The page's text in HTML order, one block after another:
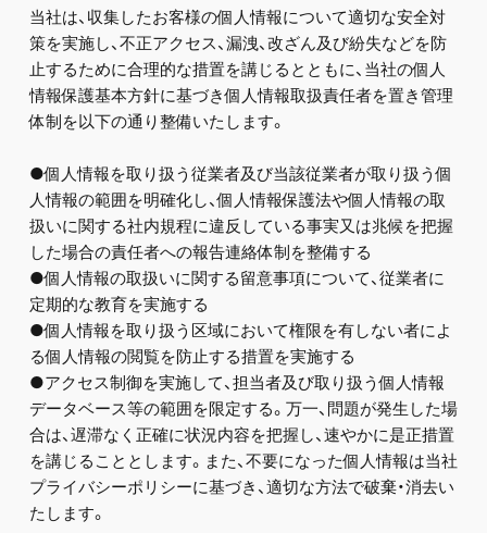
当社は、収集したお客様の個人情報について適切な安全対
策を実施し、不正アクセス、漏洩、改ざん及び紛失などを防
止するために合理的な措置を講じるとともに、当社の個人
情報保護基本方針に基づき個人情報取扱責任者を置き管理
体制を以下の通り整備いたします。
●個人情報を取り扱う従業者及び当該従業者が取り扱う個
人情報の範囲を明確化し、個人情報保護法や個人情報の取
扱いに関する社内規程に違反している事実又は兆候を把握
した場合の責任者への報告連絡体制を整備する
●個人情報の取扱いに関する留意事項について、従業者に
定期的な教育を実施する
●個人情報を取り扱う区域において権限を有しない者によ
る個人情報の閲覧を防止する措置を実施する
●アクセス制御を実施して、担当者及び取り扱う個人情報
データベース等の範囲を限定する。万一、問題が発生した場
合は、遅滞なく正確に状況内容を把握し、速やかに是正措置
を講じることとします。また、不要になった個人情報は当社
プライバシーポリシーに基づき、適切な方法で破棄・消去い
たします。